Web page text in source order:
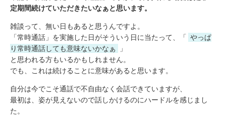
定期間続けていただきたいなぁと思います。
雑談って、無い日もあると思うんですよ。
「常時通話」を実施した日がそういう日に当たって、「 やっぱ
り常時通話しても意味ないかなぁ
」
と思われる方もいるかもしれません。
でも、これは続けることに意味があると思います。
自分は今でこそ通話で不自由なく会話できていますが、
最初は、姿が見えないので話しかけるのにハードルを感じまし
た。